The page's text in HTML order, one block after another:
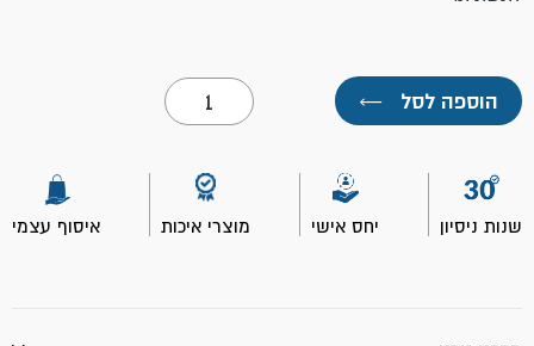
הוספה לסל ←
כמות
של
פריימר
ק"ג
שנות ניסיון יחס אישי מוצרי איכות איסוף עצמי